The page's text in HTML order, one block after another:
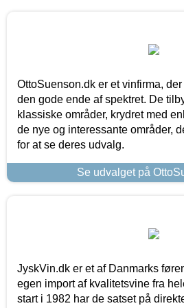
OttoSuenson.dk er et vinfirma,
den gode ende af spektret. De
klassiske områder, krydret med
de nye og interessante områder,
for at se deres udvalg.
Se udvalget på
JyskVin.dk er et af Danmarks
egen import af kvalitetsvine fra
start i 1982 har de satset på